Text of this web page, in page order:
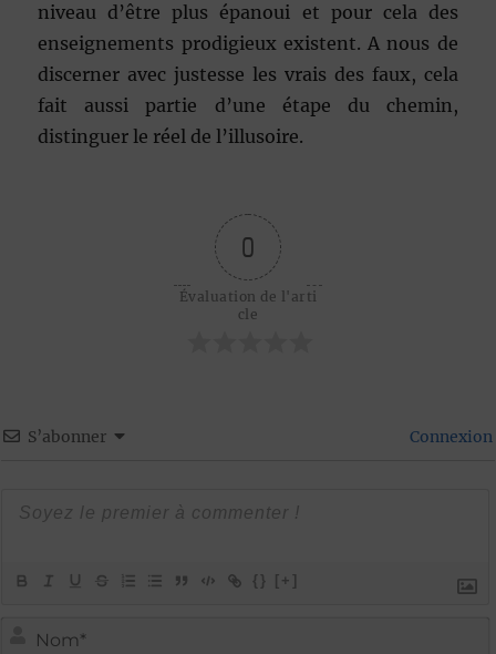
niveau d’être plus épanoui et pour cela des
enseignements prodigieux existent. A nous de
discerner avec justesse les vrais des faux, cela
fait aussi partie d’une étape du chemin,
distinguer le réel de l’illusoire.
0
Évaluation de l'arti
cle
S’abonner Connexion
{} [+]